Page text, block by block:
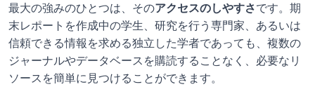
最大の強みのひとつは、そのアクセスのしやすさです。期
末レポートを作成中の学生、研究を行う専門家、あるいは
信頼できる情報を求める独立した学者であっても、複数の
ジャーナルやデータベースを購読することなく、必要なリ
ソースを簡単に見つけることができます。